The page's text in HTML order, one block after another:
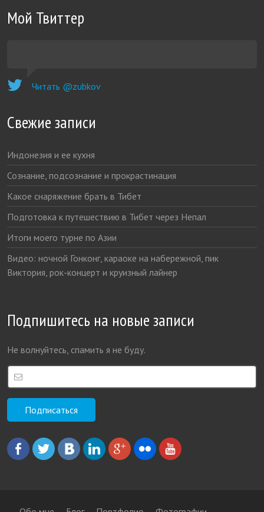
Мой Твиттер
Читать @zubkov
Свежие записи
Индонезия и ее кухня
Сознание, подсознание и прокрастинация
Какое снаряжение брать в Тибет
Подготовка к путешествию в Тибет через Непал
Итоги моего турне по Азии
Видео: ночной Гонконг, караоке на набережной, пик
Виктория, рок-концерт и круизный лайнер
Подпишитесь на новые записи
Не волнуйтесь, спамить я не буду.